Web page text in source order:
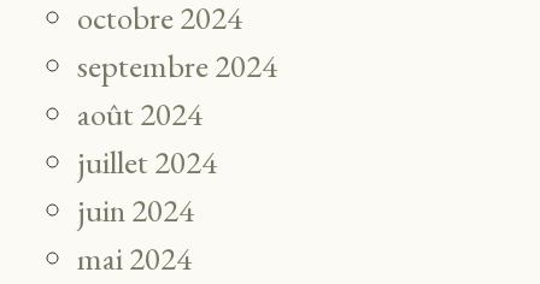
octobre 2024
septembre 2024
août 2024
juillet 2024
juin 2024
mai 2024